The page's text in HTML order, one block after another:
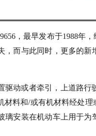
，最早发布于1988年
，而与此同时，更多的
驱动或者牵引，上道路
材料和/或有机材料经处
璃安装在机动车上用于